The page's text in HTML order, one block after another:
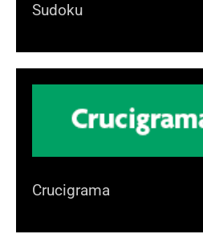
Sudoku
Crucigrama